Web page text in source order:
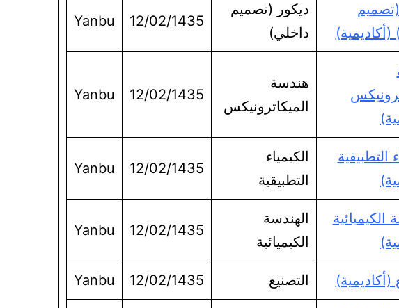
ديكور (تصميم
داخلي)
12/02/1435
Yanbu
هندسة
الميكاترونيكس
12/02/1435
Yanbu
التطبيقية
الكيمياء
التطبيقية
12/02/1435
Yanbu
الكيميائية
الهندسة
الكيميائية
12/02/1435
Yanbu
(أكاديمية) التصنيع 12/02/1435
Yanbu